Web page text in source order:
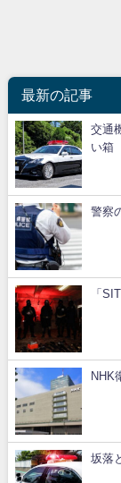
最新の記事
交通
い箱
警察
「
NHK
坂落